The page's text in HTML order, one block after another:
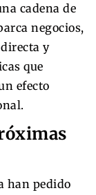
cadena de
negocios,
y
que
efecto
han pedido